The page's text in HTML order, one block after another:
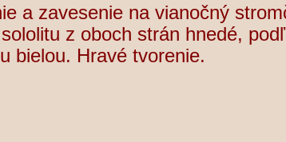
a zavesenie na vianočný
z oboch strán hnedé,
bielou. Hravé tvorenie.